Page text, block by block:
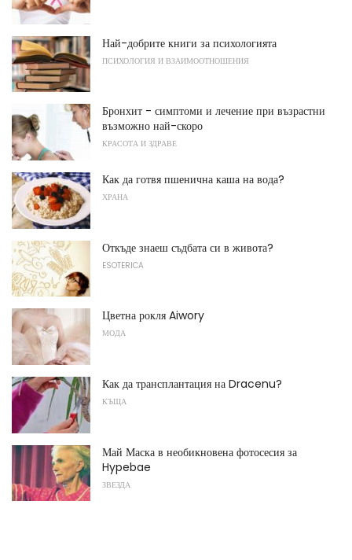
Най-добрите книги за психологията
ПСИХОЛОГИЯ И ВЗАИМООТНОШЕНИЯ
Бронхит - симптоми и лечение при възрастни
възможно най-скоро
КРАСОТА И ЗДРАВЕ
Как да готвя пшенична каша на вода?
ХРАНА
Откъде знаеш съдбата си в живота?
ESOTERICA
Цветна рокля Aiwory
МОДА
Как да трансплантация на Dracenu?
КЪЩА
Май Маска в необикновена фотосесия за
Hypebae
ЗВЕЗДА